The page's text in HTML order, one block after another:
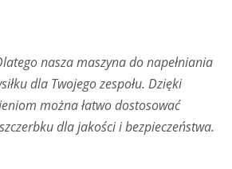
nasza maszyna do napełniania
dla Twojego zespołu. Dzięki
można łatwo dostosować
dla jakości i bezpieczeństwa.